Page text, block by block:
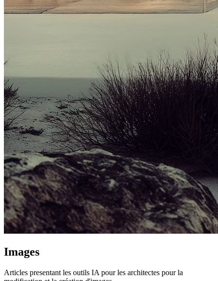
Images
Articles presentant les outils IA pour les architectes pour la